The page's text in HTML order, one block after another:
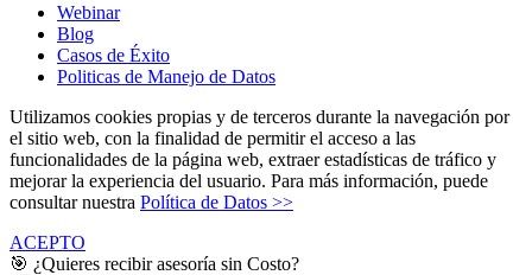
Webinar
Blog
Casos de Éxito
Politicas de Manejo de Datos
Utilizamos cookies propias y de terceros durante la navegación por
el sitio web, con la finalidad de permitir el acceso a las
funcionalidades de la página web, extraer estadísticas de tráfico y
mejorar la experiencia del usuario. Para más información, puede
consultar nuestra Política de Datos >>
ACEPTO
🎯 ¿Quieres recibir asesoría sin Costo?